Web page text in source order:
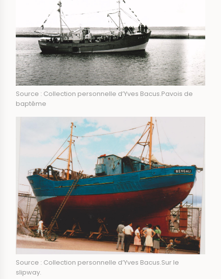
Source : Collection personnelle d’Yves Bacus.Pavois de
baptême
Source : Collection personnelle d’Yves Bacus.Sur le
slipway.